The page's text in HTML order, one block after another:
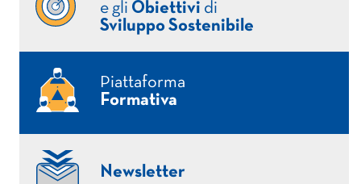
e gli Obiettivi di
Sviluppo Sostenibile
Piattaforma
Formativa
Newsletter